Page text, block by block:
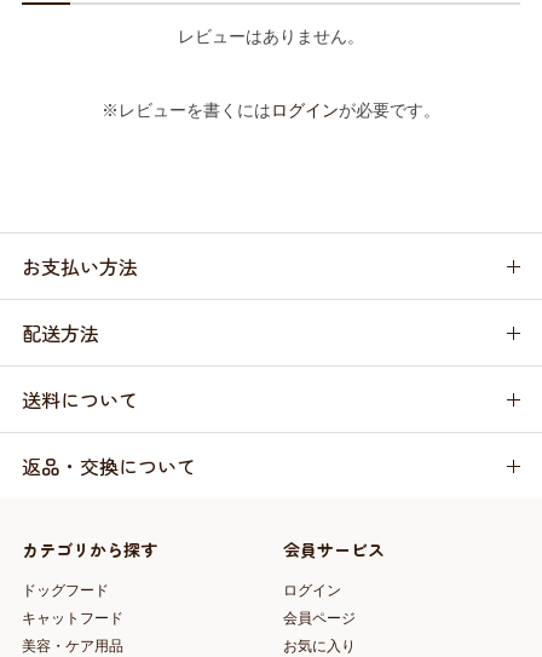
レビューはありません。
※レビューを書くにはログインが必要です。
お支払い方法
配送方法
送料について
返品・交換について
カテゴリから探す
ドッグフード
キャットフード
美容・ケア用品
会員サービス
ログイン
会員ページ
お気に入り